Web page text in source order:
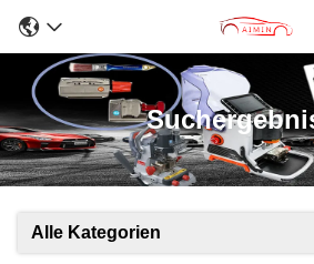
Alle Kategorien